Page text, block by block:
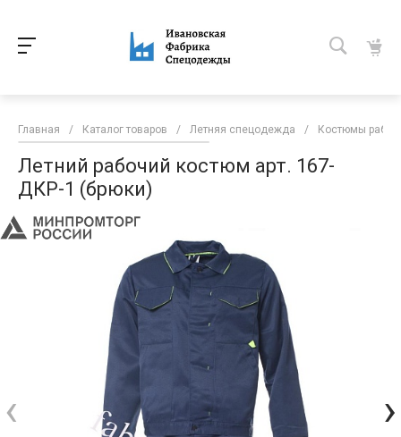
Главная / Каталог товаров / Летняя спецодежда / Костюмы
Летний рабочий костюм арт. 167-
ДКР-1 (брюки)
‹ ›